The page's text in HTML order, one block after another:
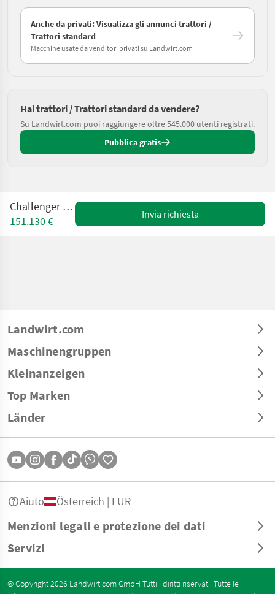
Anche da privati: Visualizza gli annunci trattori /
Trattori standard
Macchine usate da venditori privati su Landwirt.com
Hai trattori / Trattori standard da vendere?
Su Landwirt.com puoi raggiungere oltre 545.000 utenti registrati.
Pubblica gratis
Challenger MT865C
151.130 €
Invia richiesta
Landwirt.com
Maschinengruppen
Kleinanzeigen
Top Marken
Länder
Menzioni legali e protezione dei dati
Servizi
Aiuto Österreich | EUR
© Copyright 2026 Landwirt.com GmbH Tutti i diritti riservati. Tutte le